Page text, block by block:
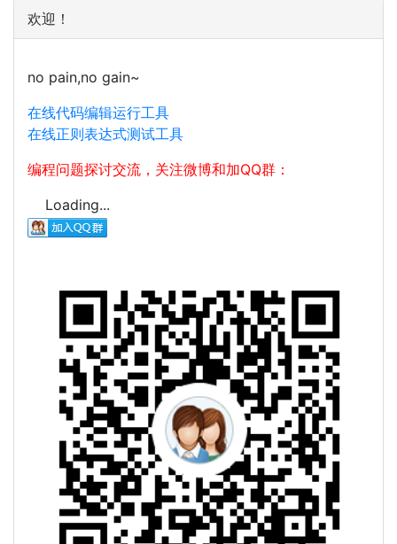
欢迎！
no pain,no gain~
在线代码编辑运行工具
在线正则表达式测试工具
编程问题探讨交流，关注微博和加QQ群：
Loading...